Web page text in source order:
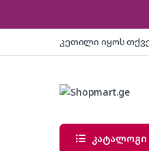
კეთილი იყოს
კატალოგი